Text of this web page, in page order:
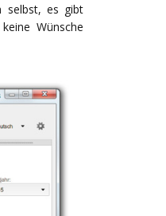
selbst, es gibt
Wünsche